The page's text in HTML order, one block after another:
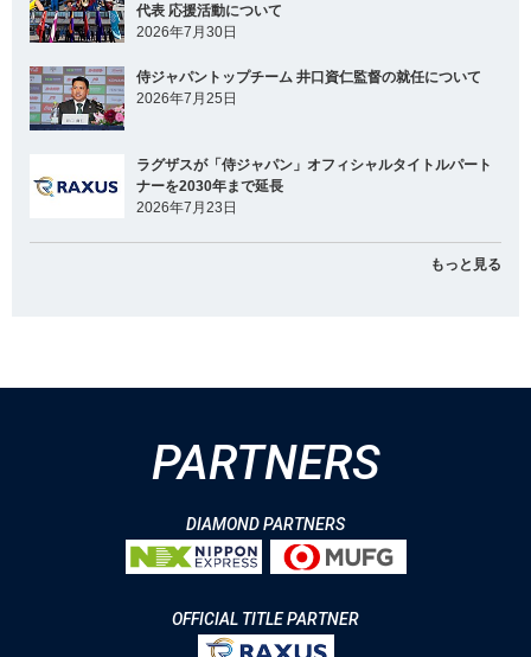
代表 応援活動について
2026年7月30日
侍ジャパントップチーム 井口資仁監督の就任について
2026年7月25日
ラグザスが「侍ジャパン」オフィシャルタイトルパート
ナーを2030年まで延長
2026年7月23日
もっと見る
PARTNERS
DIAMOND PARTNERS
OFFICIAL TITLE PARTNER